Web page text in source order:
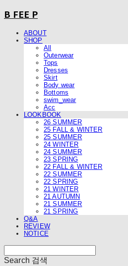
B FEE P
ABOUT
SHOP
All
Outerwear
Tops
Dresses
Skirt
Body wear
Bottoms
swim_wear
Acc
LOOKBOOK
26 SUMMER
25 FALL & WINTER
25 SUMMER
24 WINTER
24 SUMMER
23 SPRING
22 FALL & WINTER
22 SUMMER
22 SPRING
21 WINTER
21 AUTUMN
21 SUMMER
21 SPRING
Q&A
REVIEW
NOTICE
Search 검색